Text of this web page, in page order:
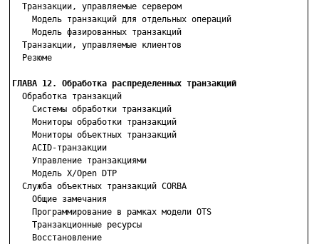
  Транзакции, управляемые сервером
    Модель транзакций для отдельных операций
    Модель фазированных транзакций
  Транзакции, управляемые клиентов
  Резюме
ГЛАВА 12. Обработка распределенных транзакций
Обработка транзакций
    Системы обработки транзакций
    Мониторы обработки транзакций
    Мониторы объектных транзакций
    ACID-транзакции
    Управление транзакциями
    Модель X/Open DTP
  Служба объектных транзакций CORBA
    Общие замечания
    Программирование в рамках модели OTS
    Транзакционные ресурсы
    Восстановление